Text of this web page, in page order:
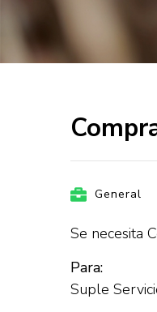
General
Se necesita
Para:
Suple